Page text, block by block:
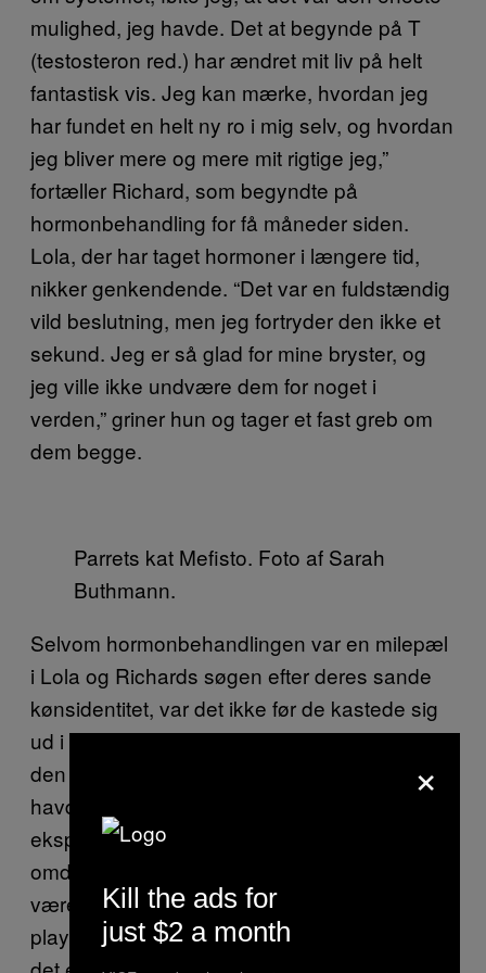
mulighed, jeg havde. Det at begynde på T
(testosteron red.) har ændret mit liv på helt
fantastisk vis. Jeg kan mærke, hvordan jeg
har fundet en helt ny ro i mig selv, og hvordan
jeg bliver mere og mere mit rigtige jeg,”
fortæller Richard, som begyndte på
hormonbehandling for få måneder siden.
Lola, der har taget hormoner i længere tid,
nikker genkendende. “Det var en fuldstændig
vild beslutning, men jeg fortryder den ikke et
sekund. Jeg er så glad for mine bryster, og
jeg ville ikke undvære dem for noget i
verden,” griner hun og tager et fast greb om
dem begge.
Parrets kat Mefisto. Foto af Sarah
Buthmann.
Selvom hormonbehandlingen var en milepæl
i Lola og Richards søgen efter deres sande
kønsidentitet, var det ikke før de kastede sig
ud i pornoens verden, at de for alvor fandt
den accept og selvbestemmelse, de længe
havde søgt efter. Deres åbne og
eksperimenterende forhold til sex udgør et
omdrejningspunkt i deres liv. “Vi har altid
været meget kinky, og vi elsker at have lange
play-aftener, hvor vi bare nyder hinanden. Og
×
Kill the ads for
just $2 a month